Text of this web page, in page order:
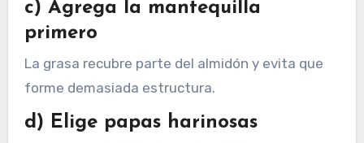
c) Agrega la mantequilla
primero
La grasa recubre parte del almidón y evita que
forme demasiada estructura.
d) Elige papas harinosas